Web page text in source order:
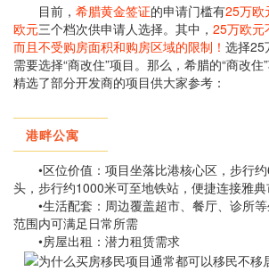
目前， 希腊黄金签证的申请门槛有25万欧
欧元三个档次供申请人选择。其中， 25万欧元
而且不受购房面积和购房区域的限制！ 选择25
需要选择“商改住”项目。那么，希腊的“商改
精选了部分开发商的项目供大家参考：
港畔公寓
•区位价值：项目坐落比港核心区，步行约
头，步行约1000米可至地铁站，便捷连接雅
•生活配套：周边覆盖超市、餐厅、诊所等
范围内可满足日常所需
•房屋出租：潜力租赁需求